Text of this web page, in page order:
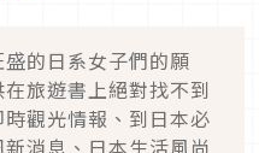
的日系女子們的願
旅遊書上絕對找不到
觀光情報、到日本必